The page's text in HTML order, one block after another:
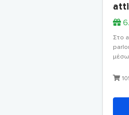
Στο
μέσω